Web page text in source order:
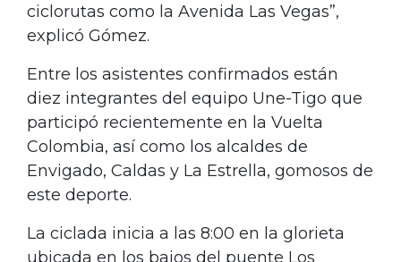
ciclorutas como la Avenida Las Vegas”,
explicó Gómez.
Entre los asistentes confirmados están
diez integrantes del equipo Une-Tigo que
participó recientemente en la Vuelta
Colombia, así como los alcaldes de
Envigado, Caldas y La Estrella, gomosos de
este deporte.
La ciclada inicia a las 8:00 en la glorieta
ubicada en los bajos del puente Los